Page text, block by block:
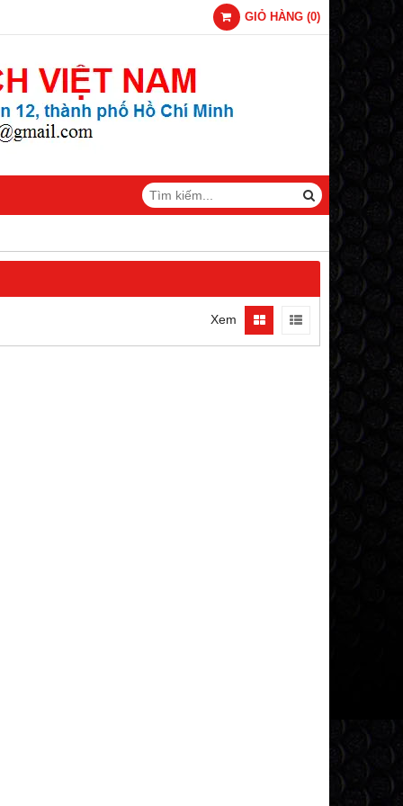
GIỎ HÀNG (0)
Xem